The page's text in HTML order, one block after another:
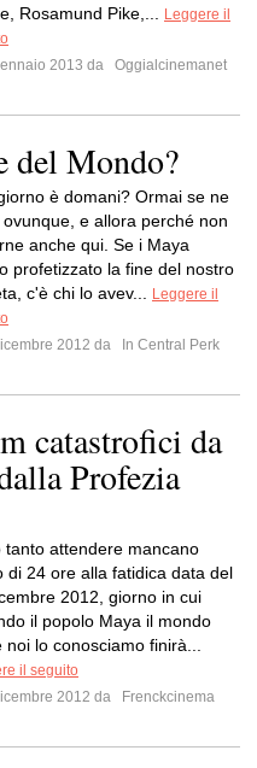
Rosamund Pike,...
Leggere il
2013 da
Oggialcinemanet
del Mondo?
è domani? Ormai se ne
ovunque, e allora perché non
anche qui. Se i Maya
profetizzato la fine del nostro
c'è chi lo avev...
Leggere il
2012 da
In Central Perk
catastrofici da
Profezia
tanto attendere mancano
di 24 ore alla fatidica data del
2012, giorno in cui
il popolo Maya il mondo
noi lo conosciamo finirà...
il seguito
2012 da
Frenckcinema